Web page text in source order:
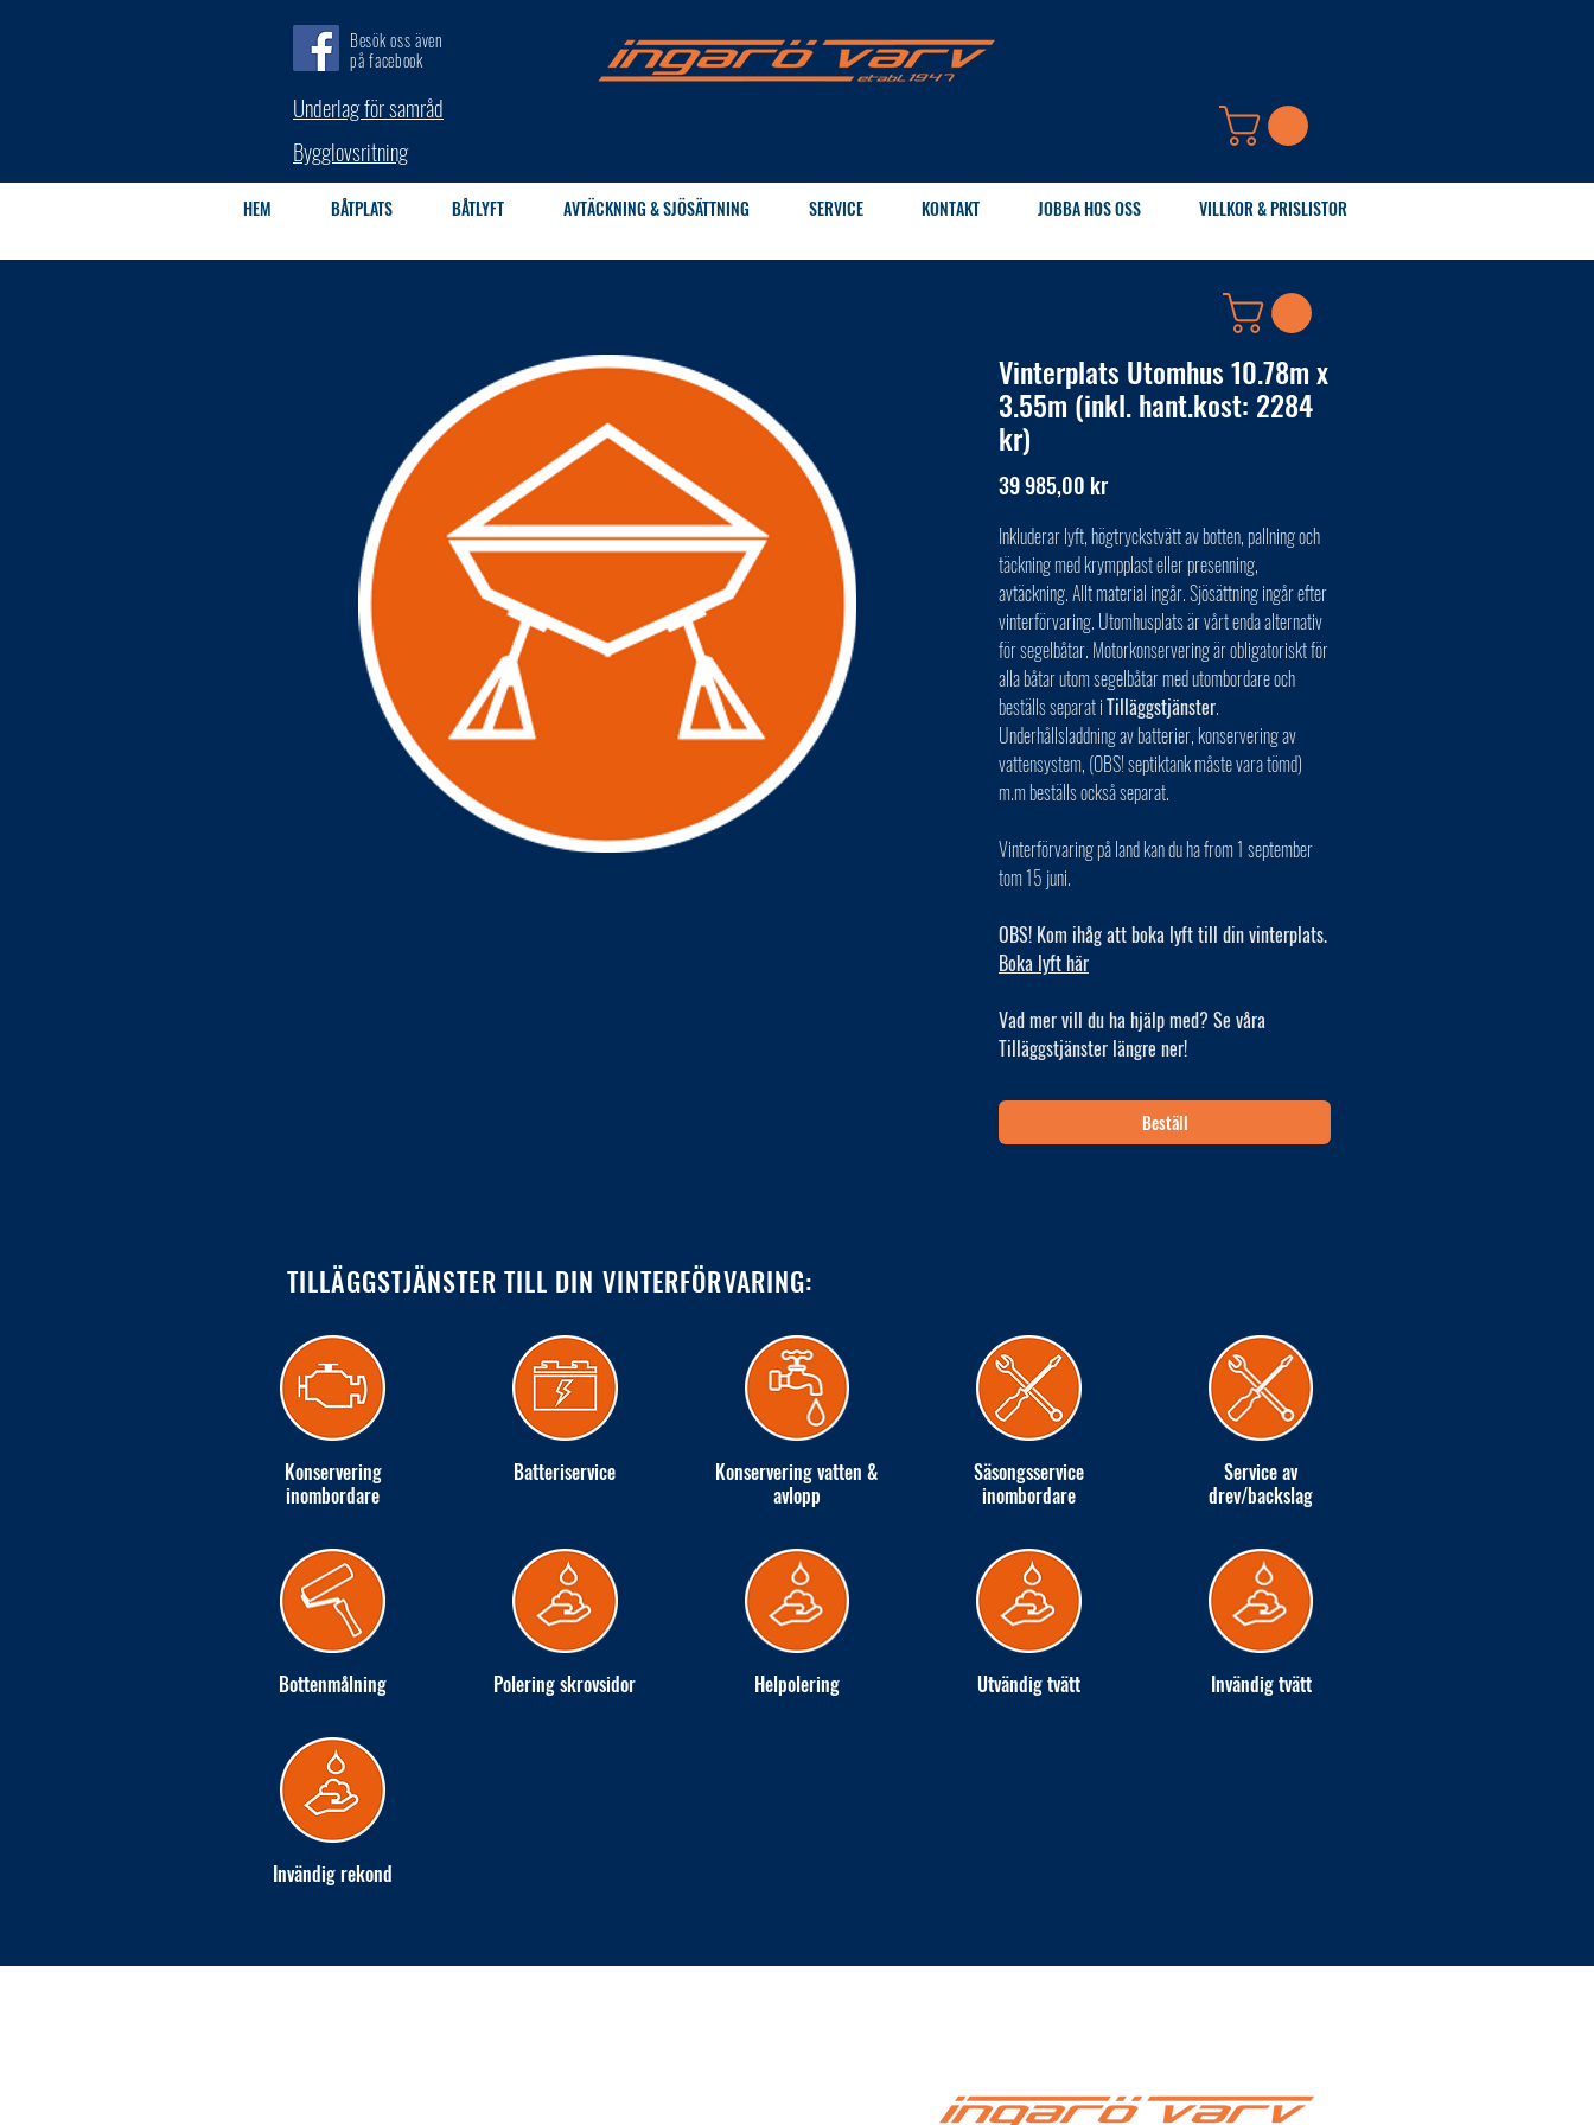
Besök oss även
på facebook
Underlag för samråd
Bygglovsritning
HEM BÅTPLATS BÅTLYFT AVTÄCKNING & SJÖSÄTTNING SERVICE KONTAKT JOBBA HOS OSS VILLKOR & PRISLISTOR
TILLÄGGSTJÄNSTER TILL DIN VINTERFÖRVARING:
Konservering
inombordare
Batteriservice
Konservering vatten &
avlopp
Säsongsservice
inombordare
Service av
drev/backslag
Bottenmålning Polering skrovsidor Helpolering Utvändig tvätt Invändig tvätt
Invändig rekond
Vinterplats Utomhus 10.78m x
3.55m (inkl. hant.kost: 2284
kr)
39 985,00 krPris
Inkluderar lyft, högtryckstvätt av botten, pallning och
täckning med krympplast eller presenning,
avtäckning. Allt material ingår. Sjösättning ingår efter
vinterförvaring. Utomhusplats är vårt enda alternativ
för segelbåtar. Motorkonservering är obligatoriskt för
alla båtar utom segelbåtar med utombordare och
beställs separat iTilläggstjänster.
Underhållsladdning av batterier, konservering av
vattensystem, (OBS! septiktank måste vara tömd)
m.m beställs också separat.
Vinterförvaring på land kan du ha from 1 september
tom 15 juni.
OBS! Kom ihåg att boka lyft till din vinterplats.
Boka lyft här
Vad mer vill du ha hjälp med? Se våra
Tilläggstjänster längre ner!
Beställ